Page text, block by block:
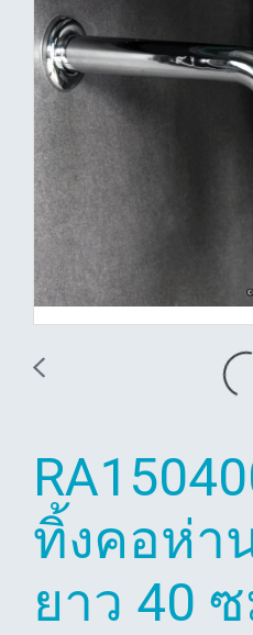
ทิ้งคอห่า
ยาว 40